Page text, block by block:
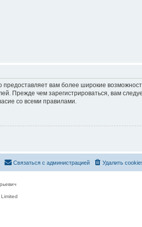
предоставляет вам более широкие
Прежде чем зарегистрироваться, вам
со всеми правилами.
Удалить
Связаться с администрацией